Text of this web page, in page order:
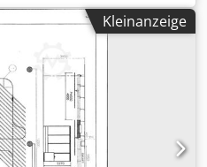
industrielle Lackier- und
Fensterrahmen,
ist voll funktionsfähig
Besichtigung
Power + Free
Antriebe, Puffer,
gemaess Layout. Pos. 2
Grundierung /
Kleinanzeige